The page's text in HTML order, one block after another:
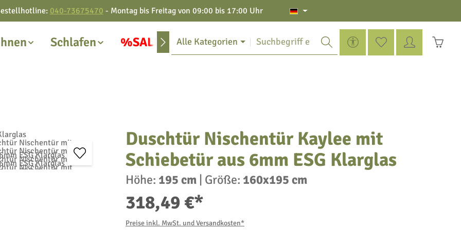
040-73675470 - Montag bis Freitag von 09:00 bis 17:00 Uhr
Schlafen %SALE% Alle Kategorien
Werkzeugleiste anzeigen
Du hast 0 Produkte auf
Duschtür Nischentür Kaylee mit
Schiebetür aus 6mm ESG Klarglas
Höhe: 195 cm | Größe: 160x195 cm
318,49 €*
Preise inkl. MwSt. und Versandkosten*